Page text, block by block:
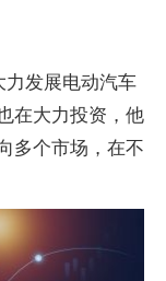
力发展电动汽车
在大力投资，他
多个市场，在不